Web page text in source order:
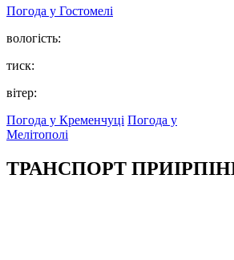
Погода у Гостомелі
вологість:
тиск:
вітер:
Погода у Кременчуці Погода у
Мелітополі
ТРАНСПОРТ